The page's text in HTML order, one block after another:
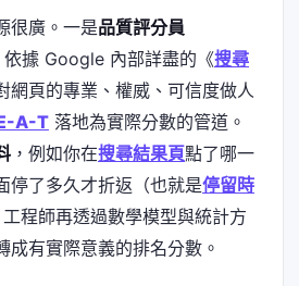
很廣。一是品質評分員
依據 Google 內部詳盡的《搜尋
網頁的專業、權威、可信度做人
A-T 落地為實際分數的管道。
，例如你在搜尋結果頁點了哪一
停了多久才折返（也就是停留時
程師再透過數學模型與統計方
成有實際意義的排名分數。